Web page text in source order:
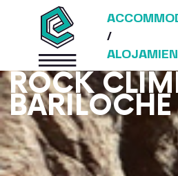
/
ROCK
BARILOCHE